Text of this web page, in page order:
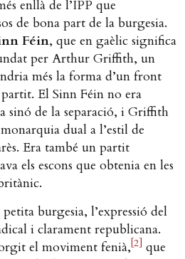
enllà de l’IPP que
de bona part de la burgesia.
Féin, que en gaèlic significa
per Arthur Griffith, un
més la forma d’un front
El Sinn Féin no era
sinó de la separació, i Griffith
dual a l’estil de
Era també un partit
els escons que obtenia en les
burgesia, l’expressió del
i clarament republicana.
el moviment fenià, [2] que